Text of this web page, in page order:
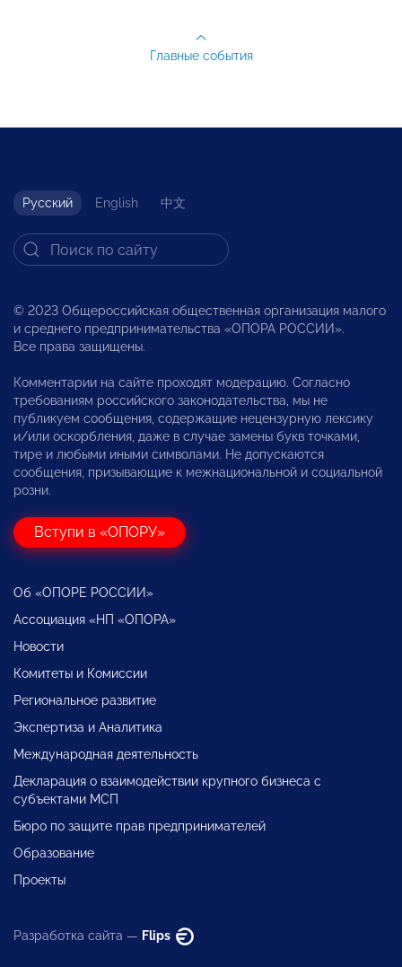
Главные события
Русский English 中文
© 2023 Общероссийская общественная организация малого
и среднего предпринимательства «ОПОРА РОССИИ».
Все права защищены.
Комментарии на сайте проходят модерацию. Согласно
требованиям российского законодательства, мы не
публикуем сообщения, содержащие нецензурную лексику
и/или оскорбления, даже в случае замены букв точками,
тире и любыми иными символами. Не допускаются
сообщения, призывающие к межнациональной и социальной
розни.
Вступи в «ОПОРУ»
Об «ОПОРЕ РОССИИ»
Ассоциация «НП «ОПОРА»
Новости
Комитеты и Комиссии
Региональное развитие
Экспертиза и Аналитика
Международная деятельность
Декларация о взаимодействии крупного бизнеса с
субъектами МСП
Бюро по защите прав предпринимателей
Образование
Проекты
Разработка сайта — Flips